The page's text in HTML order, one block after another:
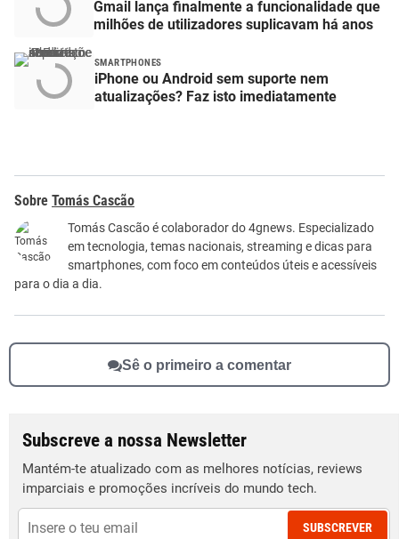
Gmail lança finalmente a funcionalidade que
milhões de utilizadores suplicavam há anos
SMARTPHONES
iPhone ou Android sem suporte nem
atualizações? Faz isto imediatamente
Tomás Cascão
Tomás Cascão é colaborador do 4gnews. Especializado
em tecnologia, temas nacionais, streaming e dicas para
smartphones, com foco em conteúdos úteis e acessíveis
para o dia a dia.
Sê o primeiro a comentar
Subscreve a nossa Newsletter
Mantém-te atualizado com as melhores notícias, reviews
imparciais e promoções incríveis do mundo tech.
SUBSCREVER